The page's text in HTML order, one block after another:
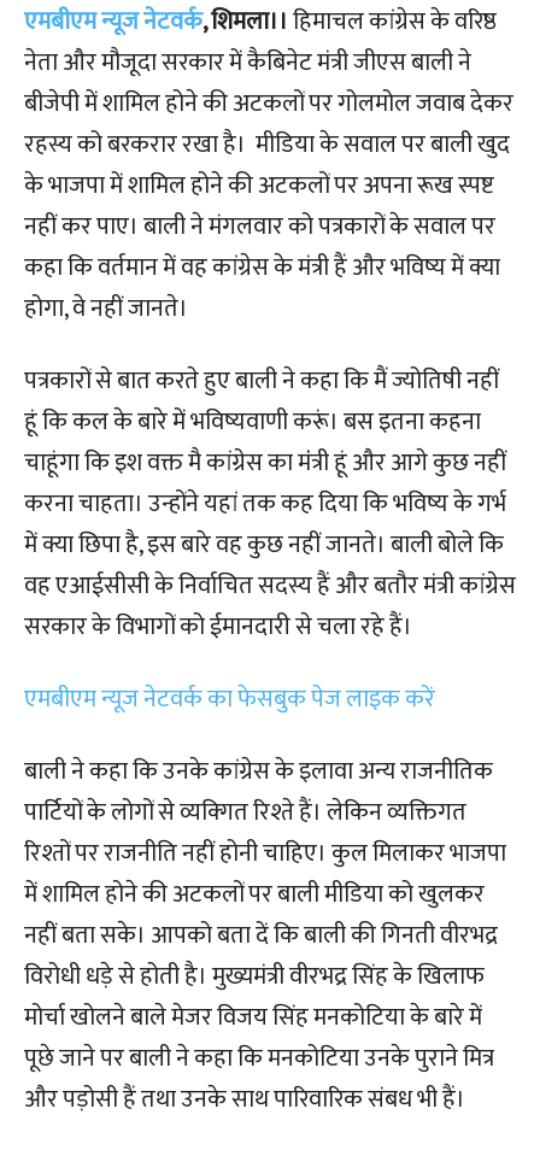
एमबीएम न्यूज नेटवर्क, शिमला।।हिमाचल कांग्रेस के वरिष्ठ
नेता और मौजूदा सरकार में कैबिनेट मंत्री जीएस बाली ने
बीजेपी में शामिल होने की अटकलों पर गोलमोल जवाब देकर
रहस्य को बरकरार रखा है। मीडिया के सवाल पर बाली खुद
के भाजपा में शामिल होने की अटकलों पर अपना रूख स्पष्ट
नहीं कर पाए। बाली ने मंगलवार को पत्रकारों के सवाल पर
कहा कि वर्तमान में वह कांग्रेस के मंत्री हैं और भविष्य में क्या
होगा, वे नहीं जानते।
पत्रकारों से बात करते हुए बाली ने कहा कि मैं ज्योतिषी नहीं
हूं कि कल के बारे में भविष्यवाणी करूं। बस इतना कहना
चाहूंगा कि इश वक्त मै कांग्रेस का मंंत्री हूं और आगे कुछ नहीं
करना चाहता। उन्होंने यहां तक कह दिया कि भविष्य के गर्भ
में क्या छिपा है, इस बारे वह कुछ नहीं जानते। बाली बोले कि
वह एआईसीसी के निर्वाचित सदस्य हैं और बतौर मंत्री कांग्रेस
सरकार के विभागों को ईमानदारी से चला रहे हैं।
एमबीएम न्यूज नेटवर्क का फेसबुक पेज लाइक करें
बाली ने कहा कि उनके कांग्रेस के इलावा अन्य राजनीतिक
पार्टियों के लोगों से व्यक्गित रिश्ते हैं। लेकिन व्यक्तिगत
रिश्तों पर राजनीति नहीं होनी चाहिए। कुल मिलाकर भाजपा
में शामिल होने की अटकलों पर बाली मीडिया को खुलकर
नहीं बता सके। आपको बता दें कि बाली की गिनती वीरभद्र
विरोधी धड़े से होती है। मुख्यमंत्री वीरभद्र सिंह के खिलाफ
मोर्चा खोलने बाले मेजर विजय सिंह मनकोटिया के बारे में
पूछे जाने पर बाली ने कहा कि मनकोटिया उनके पुराने मित्र
और पड़ोसी हैं तथा उनके साथ पारिवारिक संबध भी हैं।